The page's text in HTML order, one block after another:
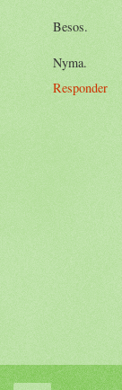
Besos.
Nyma.
Responder